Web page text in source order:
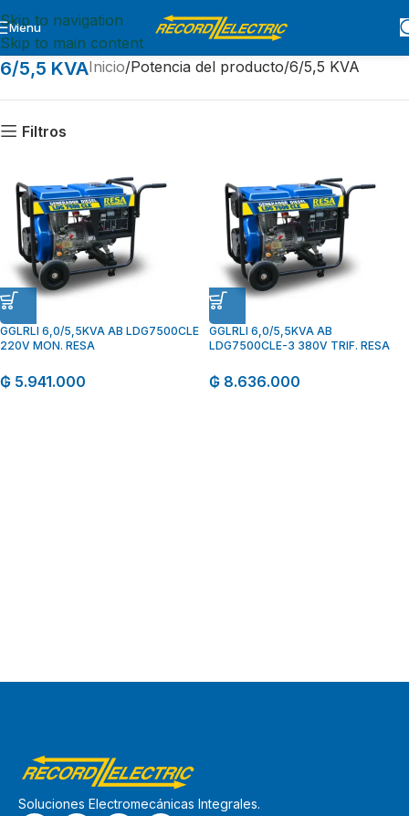
Skip to navigation
Skip to main content
Menu
6/5,5 KVAInicio Potencia del producto 6/5,5 KVA
Filtros
GGLRLI 6,0/5,5KVA AB LDG7500CLE
220V MON. RESA
₲ 5.941.000
GGLRLI 6,0/5,5KVA AB
LDG7500CLE-3 380V TRIF. RESA
₲ 8.636.000
Soluciones Electromecánicas Integrales.